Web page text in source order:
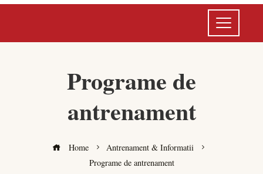
Programe de
antrenament
Home
Antrenament & Informatii
Programe de antrenament